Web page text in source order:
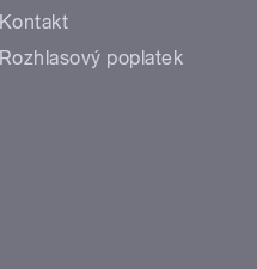
Kontakt
Rozhlasový poplatek